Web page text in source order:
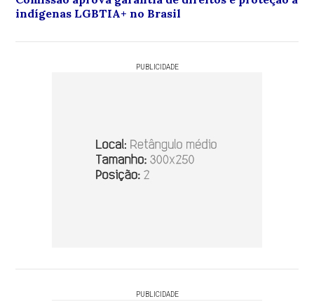
indígenas LGBTIA+ no Brasil
PUBLICIDADE
PUBLICIDADE